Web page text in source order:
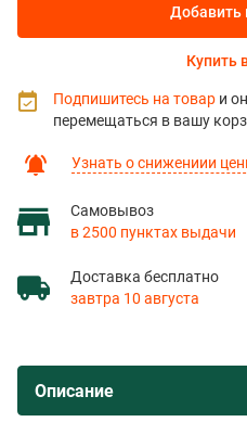
Узнать о снижениии
Самовывоз
в 2500 пунктах выдачи
Доставка бесплатно
завтра 10 августа
Добавить
Купить
Подпишитесь на товар и
перемещаться в вашу
Описание